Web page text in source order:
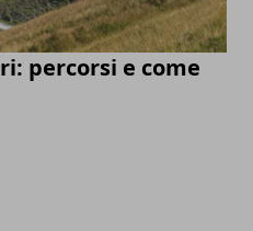
percorsi e come